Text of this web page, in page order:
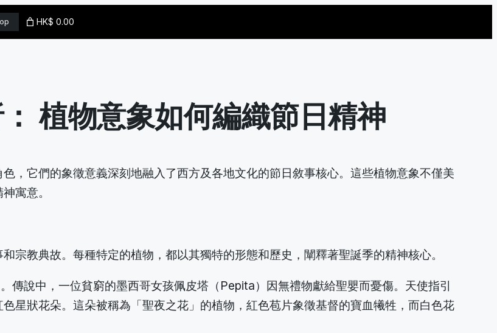
HK$ 0.00
植物意象如何編織節日精神
，它們的象徵意義深刻地融入了西方及各地文化的節日敘事核心。這些植物意象不僅美
寓意。
宗教典故。每種特定的植物，都以其獨特的形態和歷史，闡釋著聖誕季的精神核心。
傳說中，一位貧窮的墨西哥女孩佩皮塔（Pepita）因無禮物獻給聖嬰而憂傷。天使指引
星狀花朵。這朵被稱為「聖夜之花」的植物，紅色苞片象徵基督的寶血犧牲，而白色花